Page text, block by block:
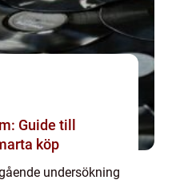
Guide till
köp
undersökning